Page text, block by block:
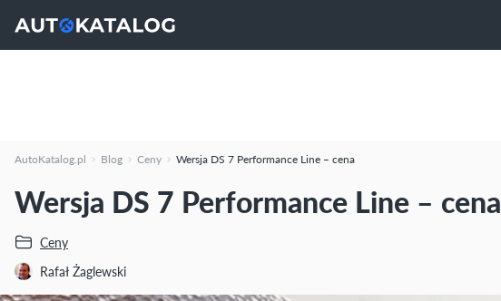
AutoKatalog.pl Blog Ceny Wersja DS 7 Performance Line – cena
Wersja DS 7 Performance Line – cena
Ceny
Rafał Żaglewski